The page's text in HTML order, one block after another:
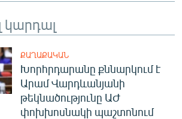
կարդալ
ՔԱՂԱՔԱԿԱՆ
Խորհրդարանը քննարկում է
Արամ Վարդևանյանի
թեկնածությունը ԱԺ
փոխխոսնակի պաշտոնում